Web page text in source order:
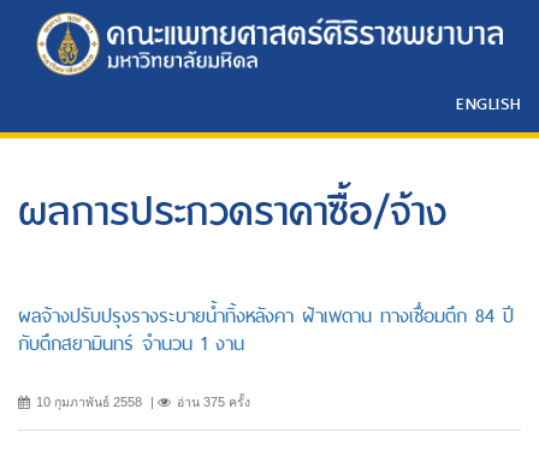
ENGLISH
ผลการประกวดราคาซื้อ/จ้าง
ผลจ้างปรับปรุงรางระบายน้ำทิ้งหลังคา ฝ้าเพดาน ทางเชื่อมตึก 84 ปี
กับตึกสยามินทร์ จำนวน 1 งาน
10 กุมภาพันธ์ 2558 อ่าน 375 ครั้ง